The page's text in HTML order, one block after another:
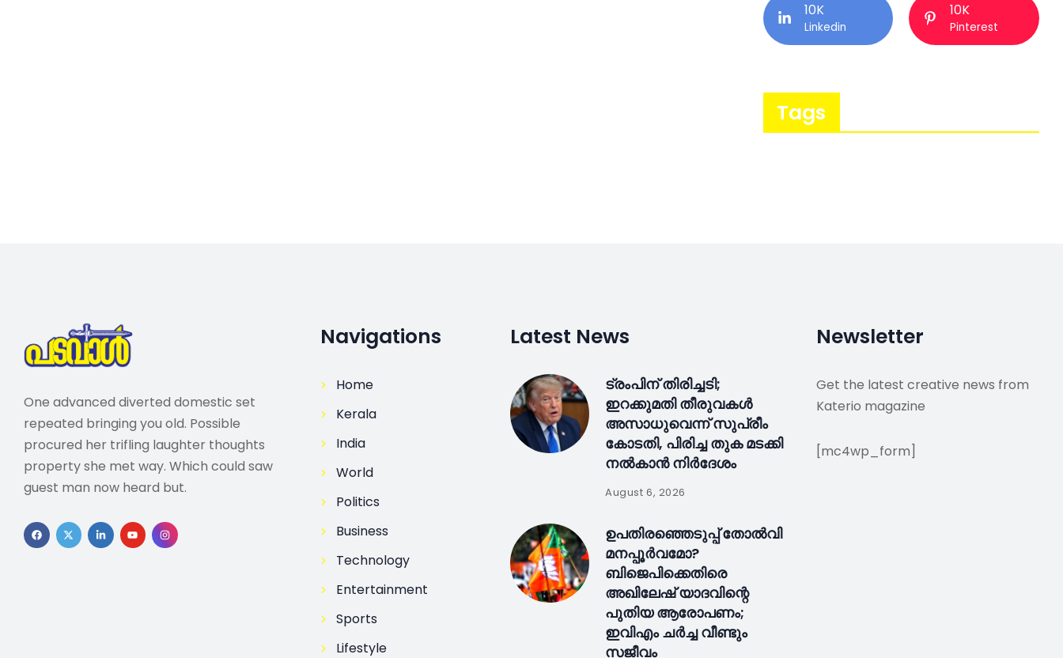
10K
Linkedin
10K
Pinterest
Tags
One advanced diverted domestic set
repeated bringing you old. Possible
procured her trifling laughter thoughts
property she met way. Which could saw
guest man now heard but.
Navigations
Home
Kerala
India
World
Politics
Business
Technology
Entertainment
Sports
Lifestyle
Latest News
ട്രംപിന് തിരിച്ചടി;
ഇറക്കുമതി തീരുവകൾ
അസാധുവെന്ന് സുപ്രീം
കോടതി, പിരിച്ച തുക മടക്കി
നൽകാൻ നിർദേശം
August 6, 2026
ഉപതിരഞ്ഞെടുപ്പ് തോൽവി
മനപ്പൂർവമോ?
ബിജെപിക്കെതിരെ
അഖിലേഷ് യാദവിന്റെ
പുതിയ ആരോപണം;
ഇവിഎം ചർച്ച വീണ്ടും
സജീവം
Newsletter
Get the latest creative news from
Katerio magazine
[mc4wp_form]